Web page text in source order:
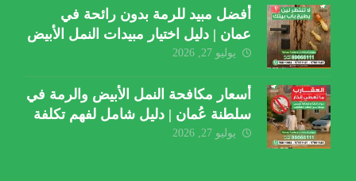
أفضل مبيد للرمة بدون رائحة في
عمان | دليل اختيار مبيدات النمل الأبيض
يوليو 27, 2026
أسعار مكافحة النمل الأبيض والرمة في
سلطنة عُمان | دليل شامل لفهم تكلفة
الخدمة والعوامل المؤثرة
يوليو 27, 2026